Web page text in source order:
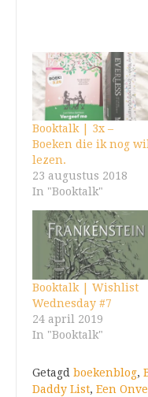
Booktalk | 3x –
Boeken die ik nog wil
lezen.
23 augustus 2018
In "Booktalk"
Booktalk | Wishlist
Wednesday #7
24 april 2019
In "Booktalk"
Getagd boekenblog,
Daddy List, Een